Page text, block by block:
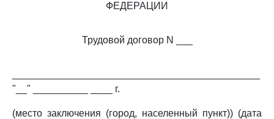
ФЕДЕРАЦИИ
Трудовой договор N ___
"__" __________ ____ г.
(место заключения (город, населенный пункт)) (дата